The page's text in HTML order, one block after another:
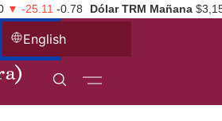
▼ -25.11 -0.78 Dólar TRM Mañana
English